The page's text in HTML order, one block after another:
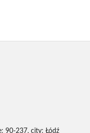
90-237, city: Łódź